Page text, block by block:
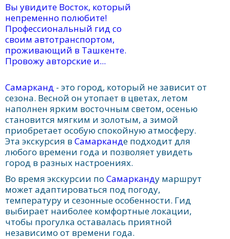
Самарканд - это город, который не зависит от
сезона. Весной он утопает в цветах, летом
наполнен ярким восточным светом, осенью
становится мягким и золотым, а зимой
приобретает особую спокойную атмосферу.
Эта экскурсия в Самарканде подходит для
любого времени года и позволяет увидеть
город в разных настроениях.
Во время экскурсии по Самарканду маршрут
может адаптироваться под погоду,
температуру и сезонные особенности. Гид
выбирает наиболее комфортные локации,
чтобы прогулка оставалась приятной
независимо от времени года.
Вы увидите Восток, который
непременно полюбите!
Профессиональный гид со
своим автотранспортом,
проживающий в Ташкенте.
Провожу авторские и...